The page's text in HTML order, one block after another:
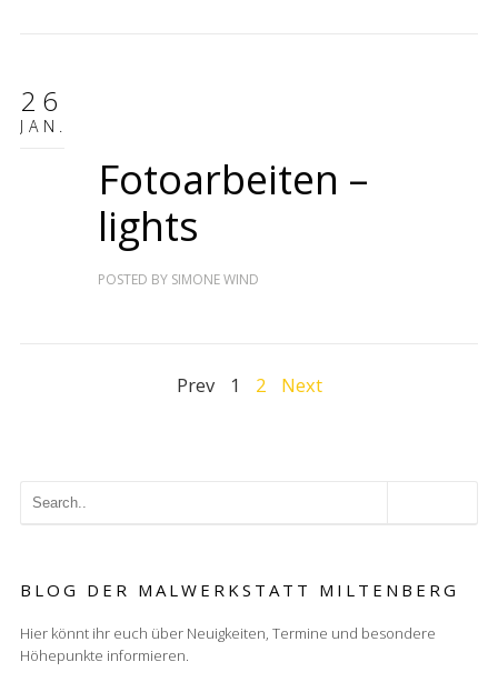
26
JAN.
Fotoarbeiten –
lights
POSTED BY SIMONE WIND
Prev 1 2 Next
BLOG DER MALWERKSTATT MILTENBERG
Hier könnt ihr euch über Neuigkeiten, Termine und besondere
Höhepunkte informieren.